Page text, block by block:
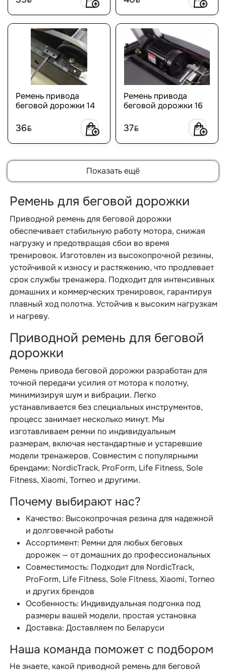
Ремень привода
беговой дорожки 14
36BYN
Ремень привода
беговой дорожки 16
37BYN
Показать ещё
Ремень для беговой дорожки
Приводной ремень для беговой дорожки
обеспечивает стабильную работу мотора, снижая
нагрузку и предотвращая сбои во время
тренировок. Изготовлен из высокопрочной резины,
устойчивой к износу и растяжению, что продлевает
срок службы тренажера. Подходит для интенсивных
домашних и коммерческих тренировок, гарантируя
плавный ход полотна. Устойчив к высоким нагрузкам
и нагреву.
Приводной ремень для беговой
дорожки
Ремень привода беговой дорожки разработан для
точной передачи усилия от мотора к полотну,
минимизируя шум и вибрации. Легко
устанавливается без специальных инструментов,
процесс занимает несколько минут. Мы
изготавливаем ремни по индивидуальным
размерам, включая нестандартные и устаревшие
модели тренажеров. Совместим с популярными
брендами: NordicTrack, ProForm, Life Fitness, Sole
Fitness, Xiaomi, Torneo и другими.
Почему выбирают нас?
Качество: Высокопрочная резина для надежной
и долговечной работы
Ассортимент: Ремни для любых беговых
дорожек — от домашних до профессиональных
Совместимость: Подходит для NordicTrack,
ProForm, Life Fitness, Sole Fitness, Xiaomi, Torneo
и других брендов
Особенность: Индивидуальная подгонка под
размеры вашей модели, простая установка
Доставка: Доставляем по Беларуси
Наша команда поможет с подбором
Не знаете, какой приводной ремень для беговой